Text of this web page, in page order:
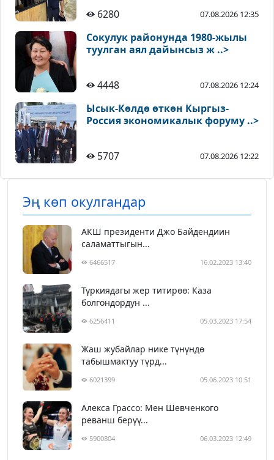
6280 07.08.2026 12:35
Сокулук районунда 1980-жылы
туулган аял дайынсыз ж ..>
4448 07.08.2026 12:24
Ысык-Көлдө өткөн Кыргыз-
Россия экономикалык форуму ..>
5707 07.08.2026 12:22
Эң көп окулгандар
АКШ президенти Джо Байдендиин
саламаттыгын...
6466517 16.02.2023 13:40
Түркиядагы жер титирөө: Каза
болгондордун ...
6256411 05.03.2023 17:54
Жаш жубайлар нике түнүндө
табышмактуу түрд...
6021399 05.06.2023 10:51
Алекса Грассо: Мен Шевченкого
реванш берүү...
5900804 06.03.2023 12:49